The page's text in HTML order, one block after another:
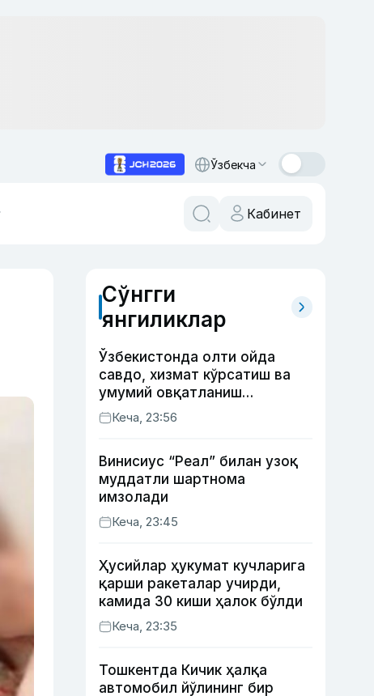
Ўзбекча
Кабинет
Сўнгги
янгиликлар
Ўзбекистонда олти ойда
савдо, хизмат кўрсатиш ва
умумий овқатланиш
корхоналари қанча солиқ
тўлагани очиқланди
Кеча, 23:56
Винисиус “Реал” билан узоқ
муддатли шартнома
имзолади
Кеча, 23:45
Ҳусийлар ҳукумат кучларига
қарши ракеталар учирди,
камида 30 киши ҳалок бўлди
Кеча, 23:35
Тошкентда Кичик ҳалқа
автомобил йўлининг бир